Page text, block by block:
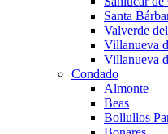
Santa
Valverde
Villanueva
Villanueva
Condado
Almonte
Beas
Bollullos